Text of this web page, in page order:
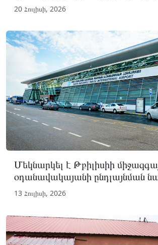
20 Հուլիսի, 2026
Մեկնարկել է Թբիլիսիի
օդանավակայանի ընդլայնման
13 Հուլիսի, 2026